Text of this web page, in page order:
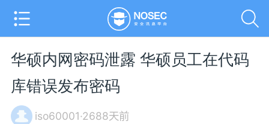
华硕内网密码泄露 华硕员工在代码
库错误发布密码
iso60001·2688天前